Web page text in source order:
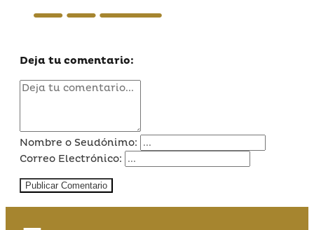
Deja tu comentario:
Nombre o Seudónimo:
Correo Electrónico:
Publicar Comentario